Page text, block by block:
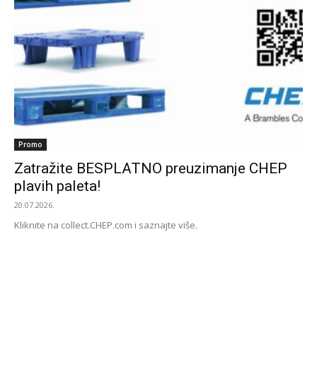
Promo
Zatražite BESPLATNO preuzimanje CHEP
plavih paleta!
20.07.2026.
Kliknite na collect.CHEP.com i saznajte više.